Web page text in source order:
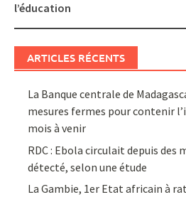
l’éducation
ARTICLES RÉCENTS
La Banque centrale de
mesures fermes pour contenir
mois à venir
RDC : Ebola circulait depuis des
détecté, selon une étude
La Gambie, 1er Etat africain à